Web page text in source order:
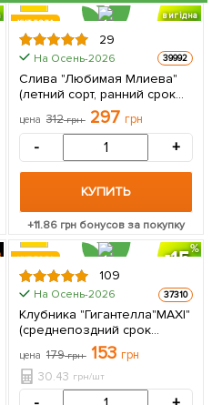
вигідна
знижка
ХИТ ГОДА
29
На Осень-2026 39992
Слива "Любимая Млиева"
(летний сорт, ранний срок
созревания) 1 саженец в
упаковке
цена 312грн 297 грн
- +
КУПИТЬ
+11.86 грн бонусов за покупку
15
ЦЕНА ЗА
5шт
ХИТ ГОДА
109
На Осень-2026 37310
Клубника "Гигантелла"MAXI"
(среднепоздний срок
созревания,
крупноплодный сорт) 5 шт в
упаковке
цена 179грн 153 грн
30.43 грн/шт